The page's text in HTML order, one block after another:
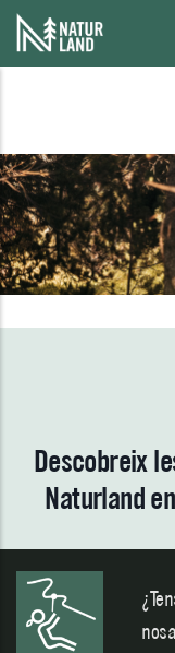
Vés al contingut
Descobreix
Naturland